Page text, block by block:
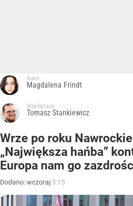
Autor:
Magdalena Frindt
Współpraca:
Tomasz Stankiewicz
Wrze po roku
„Największa hańba”
Europa nam go
Dodano:wczoraj 5:15